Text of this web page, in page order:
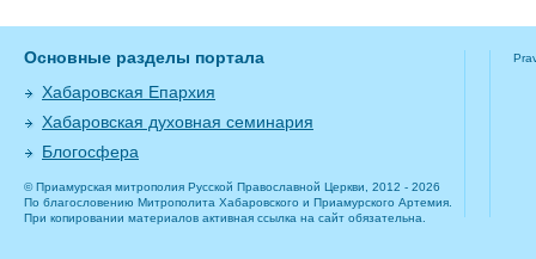
Основные разделы портала
Хабаровская Епархия
Хабаровская духовная семинария
Блогосфера
© Приамурская митрополия Русской Православной Церкви, 2012 - 2026
По благословению Митрополита Хабаровского и Приамурского Артемия.
При копировании материалов активная ссылка на сайт обязательна.